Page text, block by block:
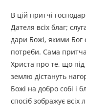
В цій притчі
Дателя всіх благ;
дари Божі, якими Бог
потреби. Сама
Христа про те, що
землю дістануть
Божі на добро собі і
спосіб зображує всіх